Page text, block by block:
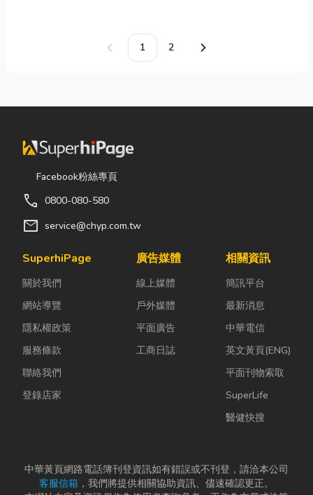
活性炭濾心 第六道：
第六道： ST 麥飯石濾
紅外線物理純化珠/(小
1. 3分耐沖級6米PE水
管2.2分耐沖級6米PE
水管3.進水三通4.3分
電鍍球閥4. 板手5.鵝
頸吊片6. 三叉鵝頸龍
頭 ****免運貨到付
出RO膜400加X2支
ST遠紅外線物理純化
心 600元 +換物另開
賣場>更換304白鐵鵝
機24H/75G 更換濾
索取>永久免費專業技
術咨詢ID>090577---
米濾心 第二道：10”
心 第三道：10”CTO壓
縮炭柱活性炭濾心 第
四道：RO膜75加 (RO
五道：ST-100%椰殼
顆粒活性炭濾心 配
件：鵝頸龍頭、吊
水三通、PE管6米.濾
濾器 交貨物件數: Y-2
際N S F認證 3.亞硫酸
鈣.熱水除氯.日本進口.
食品認證 4.椰殼炭除
氯.斯里蘭卡進口.國家
沐浴過濾器~過濾功效
與特性.除氯.除臭.除化
學藥劑.除重金屬.五層
沙.鐵鏽.雜物.毛屑.懸浮
物等! 使用約4~6個月!
本乾淨水使用.不能於
台灣的水並論!請勿看
上一頁 1 2 下一頁
Facebook粉絲專頁
call 0800-080-580
mail service@chyp.com.tw
SuperhiPage
關於我們
網站導覽
隱私權政策
服務條款
聯絡我們
登錄店家
廣告媒體
線上媒體
戶外媒體
平面廣告
工商日誌
相關資訊
簡訊平台
最新消息
中華電信
英文黃頁(ENG)
平面刊物索取
SuperLife
醫健快搜
中華黃頁網路電話簿刊登資訊如有錯誤或不刊登，請洽本公司
客服信箱 ，我們將提供相關協助資訊、儘速確認更正。